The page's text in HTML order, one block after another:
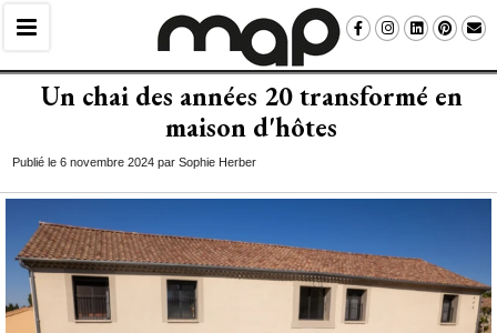
Un chai des années 20 transformé en
maison d'hôtes
Publié le 6 novembre 2024 par Sophie Herber